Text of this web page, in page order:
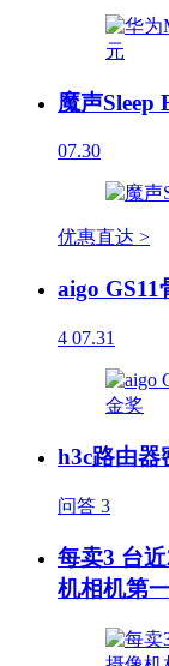
魔声Sleep
07.30
优惠直达 >
aigo
4 07.31
h3c路由器
问答 3
每卖3 台
机相机第